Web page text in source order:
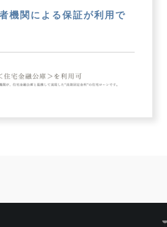
機関による保証が利用で